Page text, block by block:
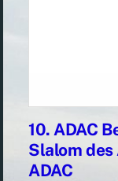
10. ADAC
Slalom des
ADAC